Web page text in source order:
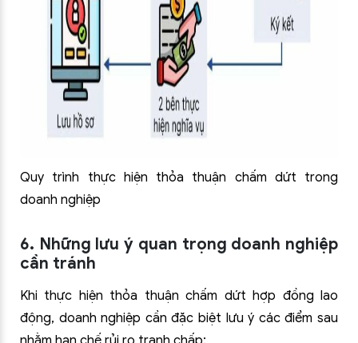
Quy trình thực hiện thỏa thuận chấm dứt trong
doanh nghiệp
6. Những lưu ý quan trọng doanh nghiệp
cần tránh
Khi thực hiện thỏa thuận chấm dứt hợp đồng lao
động, doanh nghiệp cần đặc biệt lưu ý các điểm sau